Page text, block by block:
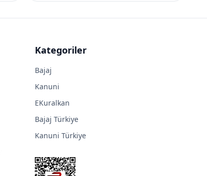
Kategoriler
Bajaj
Kanuni
EKuralkan
Bajaj Türkiye
Kanuni Türkiye